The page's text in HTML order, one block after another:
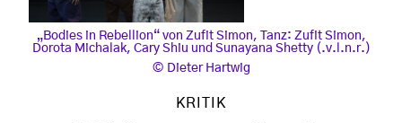
„Bodies in Rebellion“ von Zufit Simon, Tanz: Zufit Simon,
Dorota Michalak, Cary Shiu und Sunayana Shetty (.v.l.n.r.)
Dieter Hartwig
KRITIK